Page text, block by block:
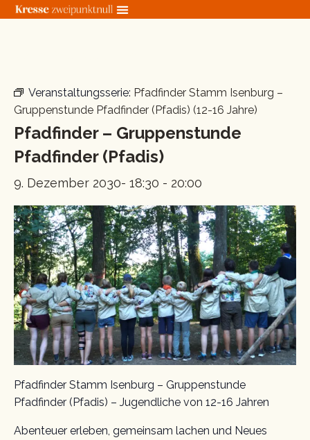
Zum
Veranstaltungsserie: Pfadfinder Stamm Isenburg –
Gruppenstunde Pfadfinder (Pfadis) (12-16 Jahre)
Pfadfinder – Gruppenstunde
Pfadfinder (Pfadis)
9. Dezember 2030- 18:30 - 20:00
Pfadfinder Stamm Isenburg – Gruppenstunde
Pfadfinder (Pfadis) – Jugendliche von 12-16 Jahren
Abenteuer erleben, gemeinsam lachen und Neues